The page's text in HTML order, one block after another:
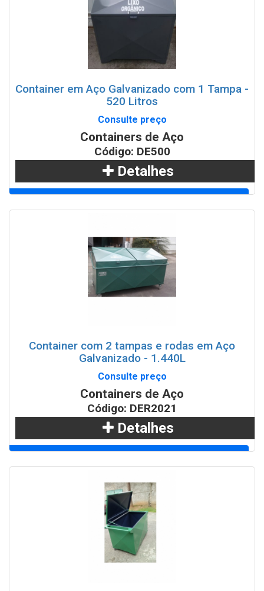
Container em Aço Galvanizado com 1 Tampa -
520 Litros
Consulte preço
Containers de Aço
Código: DE500
Detalhes
WhatsApp
Container com 2 tampas e rodas em Aço
Galvanizado - 1.440L
Consulte preço
Containers de Aço
Código: DER2021
Detalhes
WhatsApp